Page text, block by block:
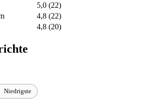
5,0 (22)
4,8 (22)
4,8 (20)
Niedrigste